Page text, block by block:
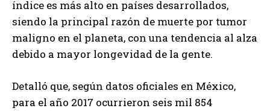
índice es más alto en países desarrollados,
siendo la principal razón de muerte por tumor
maligno en el planeta, con una tendencia al alza
debido a mayor longevidad de la gente.
Detalló que, según datos oficiales en México,
para el año 2017 ocurrieron seis mil 854